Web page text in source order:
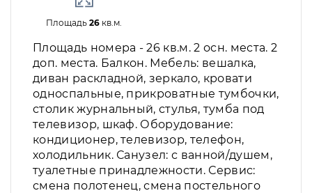
Площадь26 кв.м.
Площадь номера - 26 кв.м. 2 осн. места. 2
доп. места. Балкон. Мебель: вешалка,
диван раскладной, зеркало, кровати
односпальные, прикроватные тумбочки,
столик журнальный, стулья, тумба под
телевизор, шкаф. Оборудование:
кондиционер, телевизор, телефон,
холодильник. Санузел: с ванной/душем,
туалетные принадлежности. Сервис:
смена полотенец, смена постельного